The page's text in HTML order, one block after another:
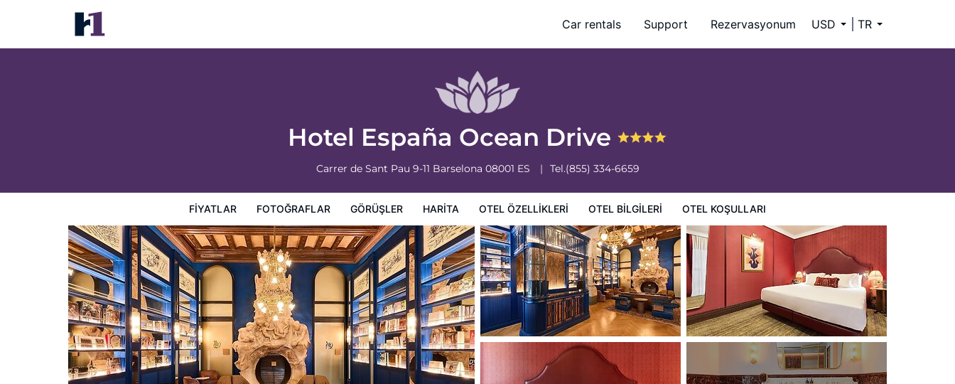
Car rentals Support Rezervasyonum USD TR
Hotel España Ocean Drive
Carrer de Sant Pau 9-11 Barselona 08001 ES Tel.(855) 334-6659
FIYATLAR FOTOĞRAFLAR GÖRÜŞLER HARITA OTEL ÖZELLIKLERI OTEL BILGILERI OTEL KOŞULLARI
Hotel España Ocean Drive
Fiyatlar